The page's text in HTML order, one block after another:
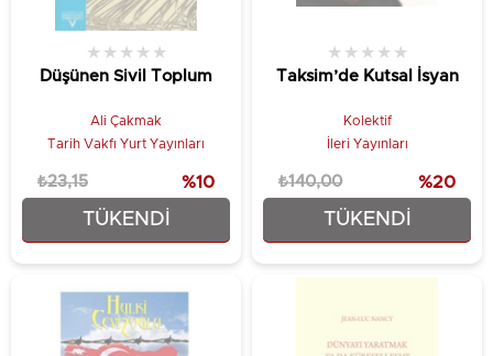
TÜKENDI
Düşünen Sivil Toplum
★ ★ ★ ★ ★
Ali Çakmak
Tarih Vakfı Yurt Yayınları
₺20,84
₺23,15 %10
TÜKENDI
Taksim’de Kutsal İsyan
★ ★ ★ ★ ★
Kolektif
İleri Yayınları
₺112,00
₺140,00 %20